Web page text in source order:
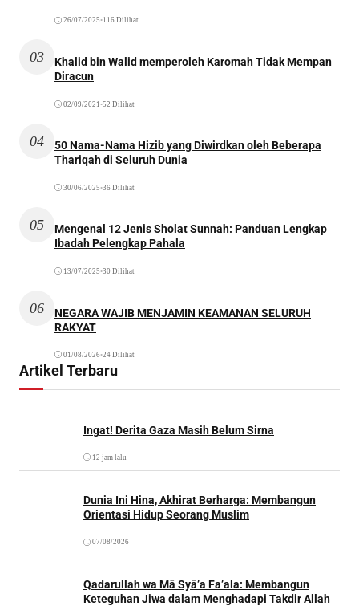
26/07/2025 •116 Dilihat
03
Khalid bin Walid memperoleh Karomah Tidak Mempan
Diracun
02/09/2021 •52 Dilihat
04
50 Nama-Nama Hizib yang Diwirdkan oleh Beberapa
Thariqah di Seluruh Dunia
30/06/2025 •36 Dilihat
05
Mengenal 12 Jenis Sholat Sunnah: Panduan Lengkap
Ibadah Pelengkap Pahala
13/07/2025 •30 Dilihat
06
NEGARA WAJIB MENJAMIN KEAMANAN SELURUH
RAKYAT
01/08/2026•24 Dilihat
Artikel Terbaru
Ingat! Derita Gaza Masih Belum Sirna
12 jam lalu
Dunia Ini Hina, Akhirat Berharga: Membangun
Orientasi Hidup Seorang Muslim
07/08/2026
Qadarullah wa Mā Syā’a Fa’ala: Membangun
Keteguhan Jiwa dalam Menghadapi Takdir Allah